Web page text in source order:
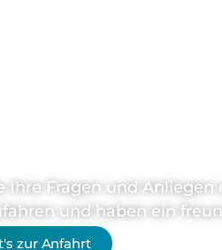
Fragen und
und haben ein
zur Anfahrt